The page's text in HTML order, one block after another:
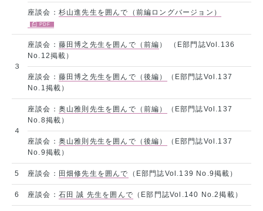
座談会： 杉山進先生を囲んで（前編ロングバージョン）
３
座談会： 藤田博之先生を囲んで（前編 ） （E部門誌Vol.136
No.12掲載）
座談会： 藤田博之先生を囲んで（後編）
（E部門誌Vol.137
No.1掲載）
４
座談会： 奥山雅則先生を囲んで（前編）
（E部門誌Vol.137
No.8掲載）
座談会： 奥山雅則先生を囲んで（後編）
（E部門誌Vol.137
No.9掲載）
5 座談会： 田畑修先生を囲んで （E部門誌Vol.139 No.9掲載）
6 座談会： 石田 誠 先生を囲んで （E部門誌Vol.140 No.2掲載）